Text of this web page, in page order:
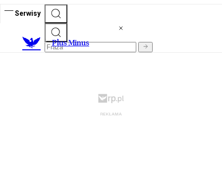
Serwisy
Plus Minus